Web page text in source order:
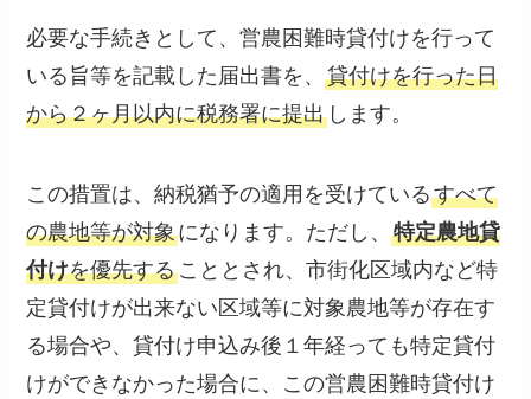
必要な手続きとして、営農困難時貸付けを行って
いる旨等を記載した届出書を、貸付けを行った日
から２ヶ月以内に税務署に提出 します。
この措置は、納税猶予の適用を受けているすべて
の農地等が対象になります。ただし、特定農地貸
付けを優先することとされ、市街化区域内など特
定貸付けが出来ない区域等に対象農地等が存在す
る場合や、貸付け申込み後１年経っても特定貸付
けができなかった場合に、この営農困難時貸付け